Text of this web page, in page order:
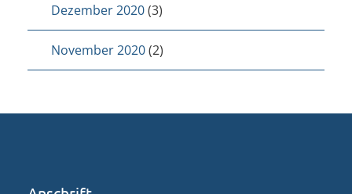
Dezember 2020(3)
November 2020(2)